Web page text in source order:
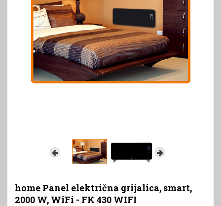
home Panel električna grijalica, smart,
2000 W, WiFi - FK 430 WIFI